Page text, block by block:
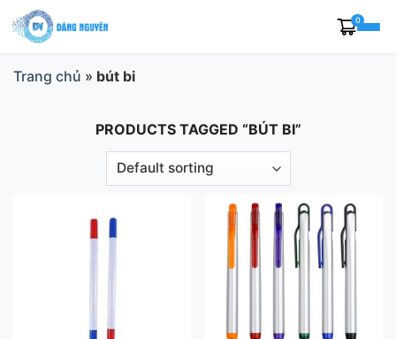
Skip
to
0
Trang chủ » bút bi
PRODUCTS TAGGED “BÚT BI”